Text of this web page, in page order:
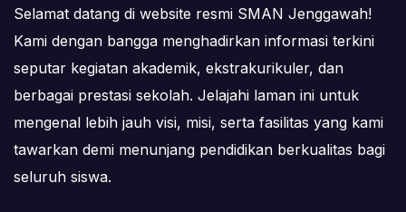
Selamat datang di website resmi SMAN Jenggawah!
Kami dengan bangga menghadirkan informasi terkini
seputar kegiatan akademik, ekstrakurikuler, dan
berbagai prestasi sekolah. Jelajahi laman ini untuk
mengenal lebih jauh visi, misi, serta fasilitas yang kami
tawarkan demi menunjang pendidikan berkualitas bagi
seluruh siswa.